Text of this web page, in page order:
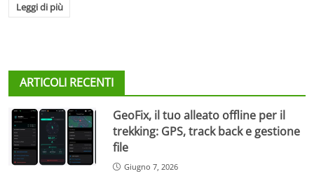
Leggi di più
ARTICOLI RECENTI
GeoFix, il tuo alleato offline per il
trekking: GPS, track back e gestione
file
Giugno 7, 2026